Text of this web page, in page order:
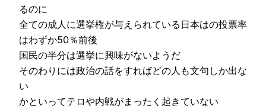
るのに
全ての成人に選挙権が与えられている日本はの投票率
はわずか50％前後
国民の半分は選挙に興味がないようだ
そのわりには政治の話をすればどの人も文句しか出な
い
かといってテロや内戦がまったく起きていない